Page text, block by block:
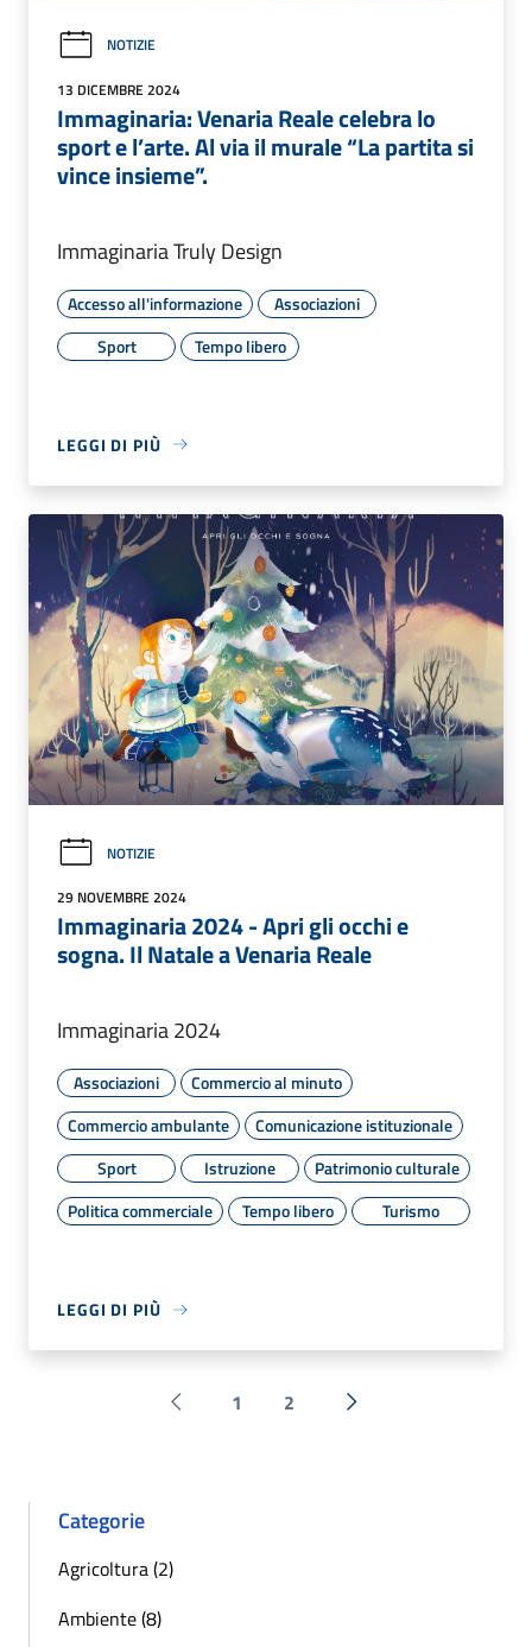
NOTIZIE
13 DICEMBRE 2024
Immaginaria: Venaria Reale celebra lo
sport e l’arte. Al via il murale “La partita si
vince insieme”.
Immaginaria Truly Design
Accesso all'informazione
Associazioni
Sport
Tempo libero
LEGGI DI PIÙ
NOTIZIE
29 NOVEMBRE 2024
Immaginaria 2024 - Apri gli occhi e
sogna. Il Natale a Venaria Reale
Immaginaria 2024
Associazioni
Commercio al minuto
Commercio ambulante
Comunicazione istituzionale
Sport
Istruzione
Patrimonio culturale
Politica commerciale
Tempo libero Turismo
LEGGI DI PIÙ
Pagina precedente
1 2 Successiva »
Categorie
Agricoltura (2)
Ambiente (8)